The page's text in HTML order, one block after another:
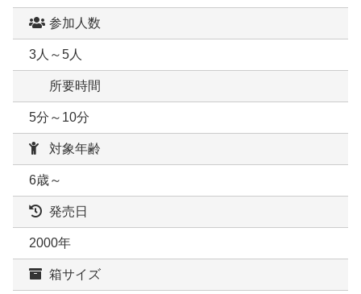
参加人数
3人～5人
所要時間
5分～10分
対象年齢
6歳～
発売日
2000年
箱サイズ